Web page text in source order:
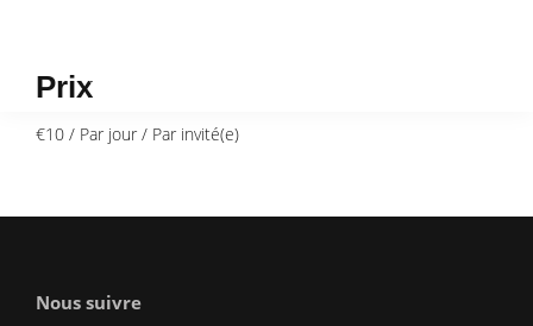
Prix
€10 / Par jour / Par invité(e)
Nous suivre